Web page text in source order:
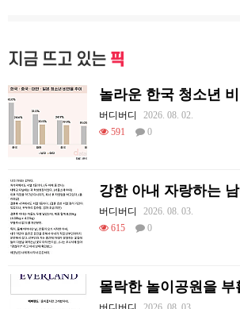
지금 뜨고 있는 픽
놀라운 한국 청소년
버디버디
2026. 08. 02.
591
0
강한 아내 자랑하는 남
버디버디
2026. 08. 03.
615
0
몰락한 놀이공원을 부